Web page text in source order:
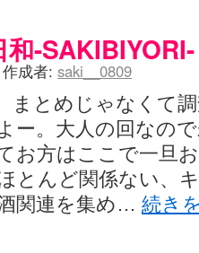
和-
作成者: saki__0809
とめじゃなくて調
ー。大人の回なの
お方はここで一旦
とんど関係ない、
関連を集め… 続き